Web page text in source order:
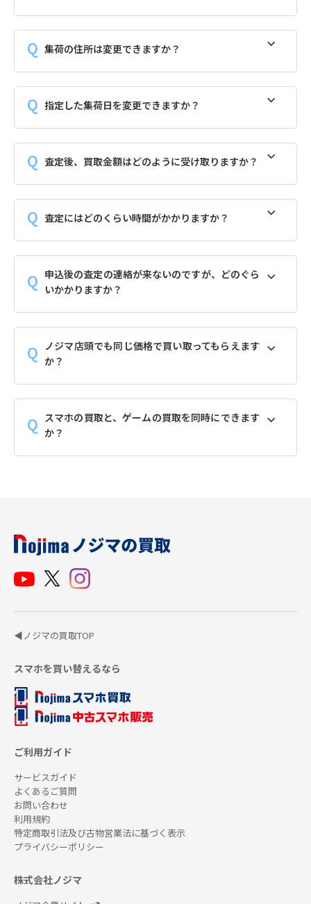
集荷の住所は変更できますか？
指定した集荷日を変更できますか？
査定後、買取金額はどのように受け取りますか？
査定にはどのくらい時間がかかりますか？
申込後の査定の連絡が来ないのですが、どのぐら
いかかりますか？
ノジマ店頭でも同じ価格で買い取ってもらえます
か？
スマホの買取と、ゲームの買取を同時にできます
か？
◀ノジマの買取TOP
スマホを買い替えるなら
ご利用ガイド
サービスガイド
よくあるご質問
お問い合わせ
利用規約
特定商取引法及び古物営業法に基づく表示
プライバシーポリシー
株式会社ノジマ